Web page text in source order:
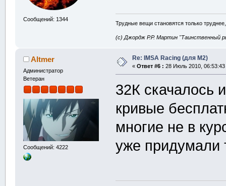
Сообщений: 1344
Трудные вещи становятся только
(с) Джордж Р.Р. Мартин "Таинственный
Altmer
Администратор
Ветеран
Сообщений: 4222
Re: IMSA Racing (для M2)
« Ответ #6 : 28 Июль 2010, 06:53:43
32К скачалось
кривые
многие не в
уже придумали